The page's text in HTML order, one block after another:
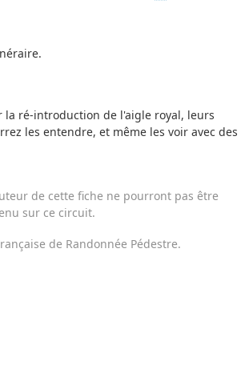
la ré-introduction de l'aigle royal, leurs
les entendre, et même les voir avec des
de cette fiche ne pourront pas être
sur ce circuit.
de Randonnée Pédestre.